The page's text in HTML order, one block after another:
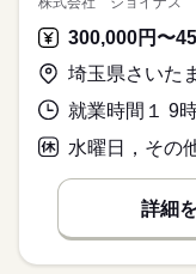
埼玉県さいた
就業時間１ 9
水曜日，その
詳細